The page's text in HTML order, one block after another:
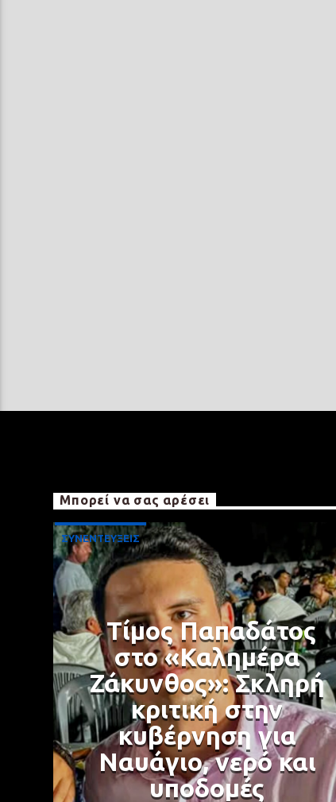
Μπορεί να σας αρέσει
ΣΥΝΕΝΤΕΥΞΕΙΣ
Τίμος Παπαδάτος
στο «Καλημέρα
Ζάκυνθος»: Σκληρή
κριτική στην
κυβέρνηση για
Ναυάγιο, νερό και
υποδομές